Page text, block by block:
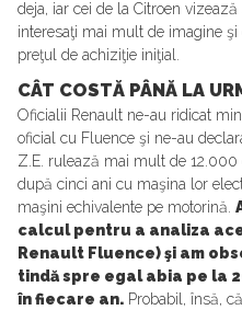
deja, iar cei de la Citroen
interesaţi mai mult de imagine
preţul de achiziţie iniţial.
CÂT COSTĂ PÂNĂ LA
Oficialii Renault ne-au ridicat
oficial cu Fluence şi ne-au
Z.E. rulează mai mult de
după cinci ani cu maşina lor
maşini echivalente pe motorină.
calcul pentru a analiza
Renault Fluence) şi am
tindă spre egal abia pe la
în fiecare an. Probabil, însă,